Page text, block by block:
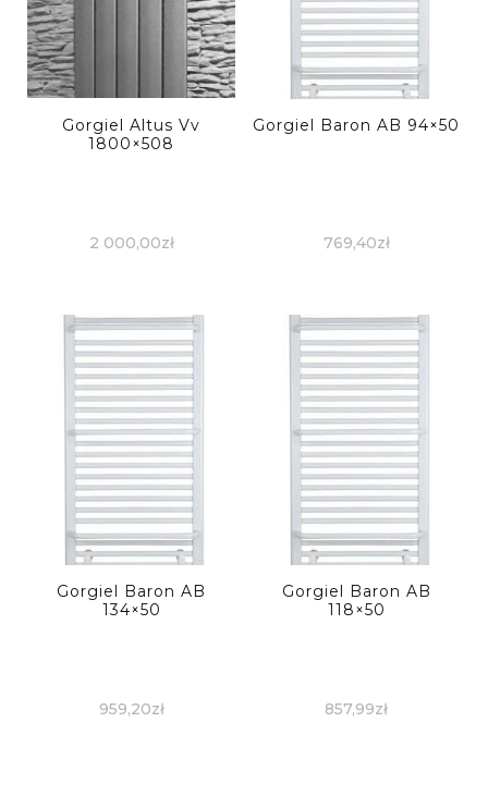
Gorgiel Altus Vv
1800×508
2 000,00zł
Gorgiel Baron AB 94×50
769,40zł
Gorgiel Baron AB
134×50
959,20zł
Gorgiel Baron AB
118×50
857,99zł